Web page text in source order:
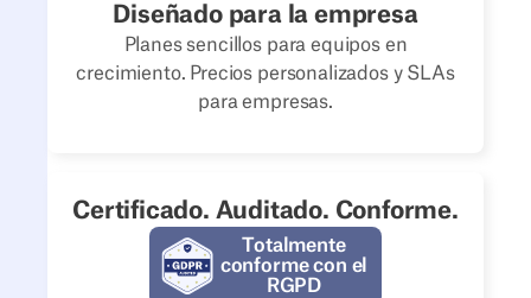
Diseñado para la empresa
Planes sencillos para equipos en
crecimiento. Precios personalizados y SLAs
para empresas.
Certificado. Auditado. Conforme.
Totalmente
conforme con el
RGPD